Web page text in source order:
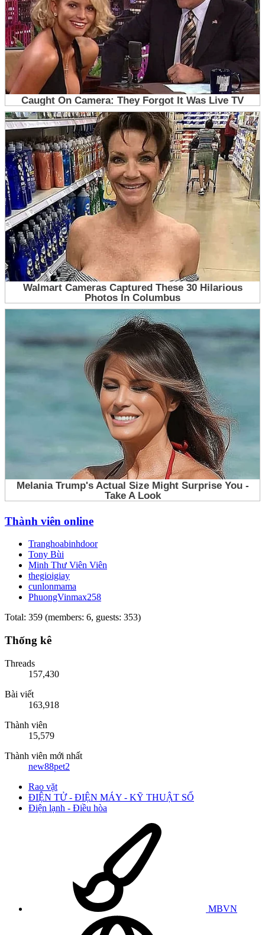
Thành viên online
Tranghoabinhdoor
Tony Bùi
Minh Thư Viên Viên
thegioigiay
cunlonmama
PhuongVinmax258
Total: 359 (members: 6, guests: 353)
Thống kê
Threads
157,430
Bài viết
163,918
Thành viên
15,579
Thành viên mới nhất
new88pet2
Rao vặt
ĐIỆN TỬ - ĐIỆN MÁY - KỸ THUẬT SỐ
Điện lạnh - Điều hòa
MBVN